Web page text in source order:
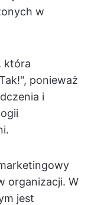
w
która
ponieważ
i
organizacji. W
jest